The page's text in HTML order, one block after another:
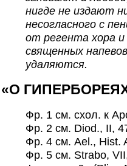
нигде не издают
несогласного с
от регента хора
священных
удаляются.
«О
Фр. 1 см. схол. к
Фр. 2 см. Diod., II,
Фр. 4 см. Ael., Hist.
Фр. 5 см. Strabo,